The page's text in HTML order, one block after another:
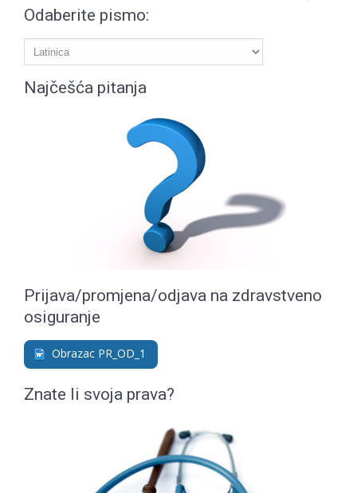
Odaberite pismo:
Najčešća pitanja
Prijava/promjena/odjava na zdravstveno
osiguranje
Obrazac PR_OD_1
Znate li svoja prava?